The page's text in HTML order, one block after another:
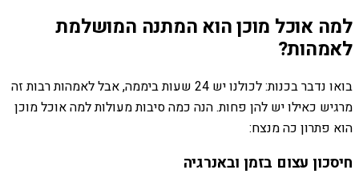
למה אוכל מוכן הוא המתנה המושלמת
לאמהות?
בואו נדבר בכנות: לכולנו יש 24 שעות ביממה, אבל לאמהות רבות זה
מרגיש כאילו יש להן פחות. הנה כמה סיבות מעולות למה אוכל מוכן
הוא פתרון כה מנצח:
חיסכון עצום בזמן ובאנרגיה